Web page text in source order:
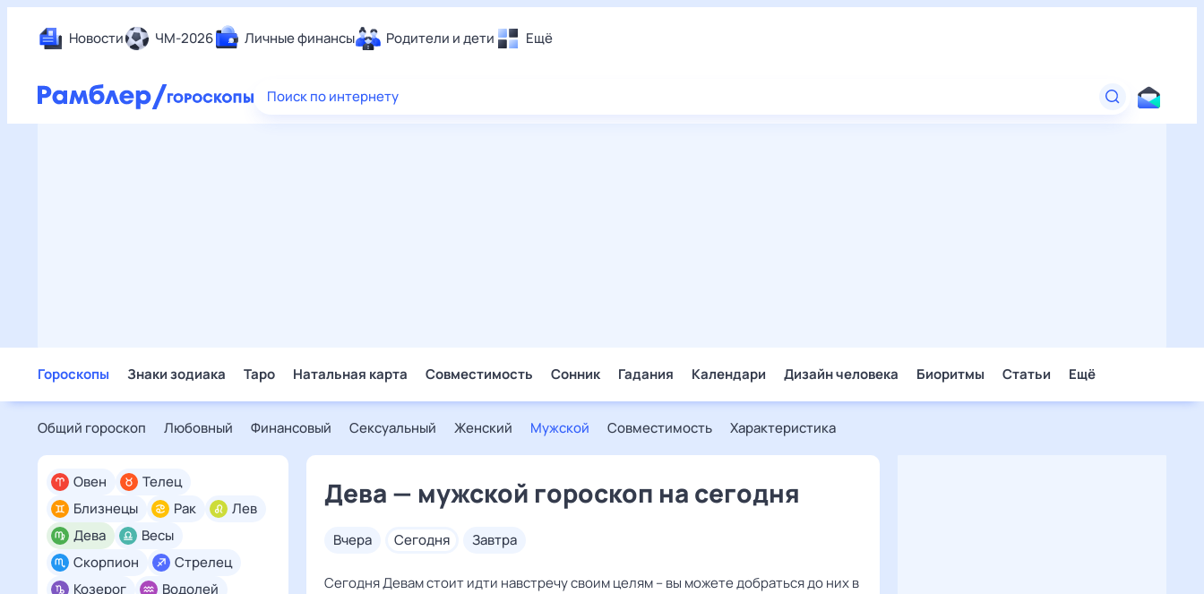
Новости ЧМ-2026 Личные финансы Родители и дети Ещё
Еда
Поиск по интернету
Гороскопы Знаки зодиака Таро Натальная карта Совместимость Сонник Гадания Календари Дизайн человека Биоритмы Статьи Ещё
Общий гороскоп Любовный Финансовый Сексуальный Женский Мужской Совместимость Характеристика
Овен
Телец
Близнецы
Рак
Лев
Дева
Весы
Скорпион
Стрелец
Козерог
Водолей
Дева — мужской гороскоп на сегодня
вчера сегодня завтра
Сегодня Девам стоит идти навстречу своим целям – вы можете добраться до них в